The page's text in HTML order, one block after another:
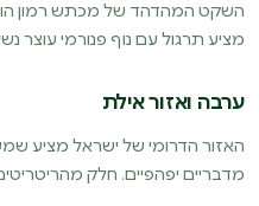
השקט המהדהד של מכתש רמון הוא
מציע תרגול עם נוף פנורמי עוצר
ערבה ואזור אילת
האזור הדרומי של ישראל מציע
מדבריים יפהפיים. חלק מהריטריטים